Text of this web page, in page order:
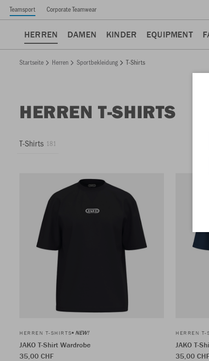
Teamsport Corporate Teamwear
HERREN DAMEN KINDER EQUIPMENT
Startseite Herren Sportbekleidung T-Shirts
HERREN T-SHIRTS
T-Shirts 181
HERREN T-SHIRTS NEW!
JAKO T-Shirt Wardrobe
35,00 CHF
HERREN T-
JAKO T-
35,00